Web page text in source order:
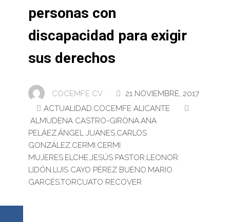
personas con
discapacidad para exigir
sus derechos
COCEMFE CV .
21 NOVIEMBRE, 2017
ACTUALIDAD,COCEMFE ALICANTE
ALMUDENA CASTRO-GIRONA,ANA
PELÁEZ,ÁNGEL JUANES,CARLOS
GONZÁLEZ,CERMI,CERMI
MUJERES,ELCHE,JESÚS PASTOR,LEONOR
LIDÓN,LUIS CAYO PÉREZ BUENO,MARIO
GARCÉS,TORCUATO RECOVER